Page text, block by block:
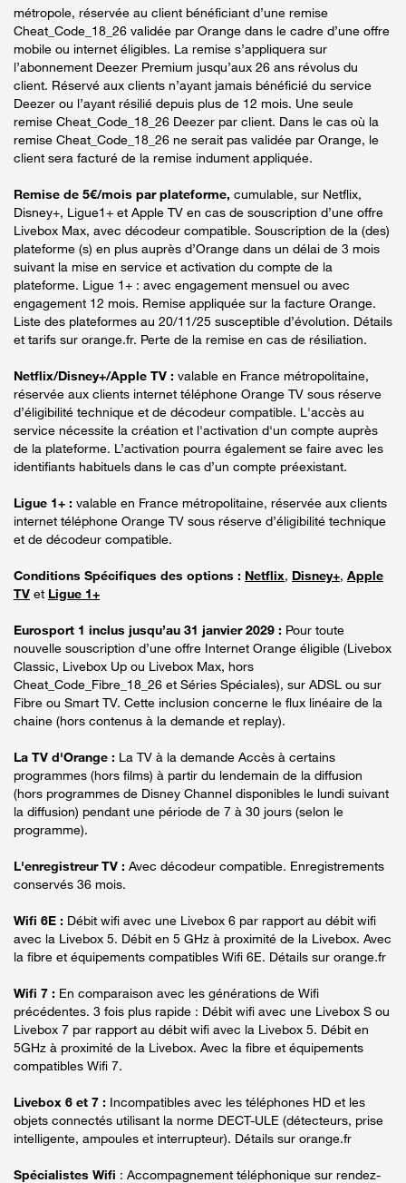
métropole, réservée au client bénéficiant d’une remise
Cheat_Code_18_26 validée par Orange dans le cadre d’une offre
mobile ou internet éligibles. La remise s’appliquera sur
l’abonnement Deezer Premium jusqu’aux 26 ans révolus du
client. Réservé aux clients n’ayant jamais bénéficié du service
Deezer ou l’ayant résilié depuis plus de 12 mois. Une seule
remise Cheat_Code_18_26 Deezer par client. Dans le cas où la
remise Cheat_Code_18_26 ne serait pas validée par Orange, le
client sera facturé de la remise indument appliquée.
Remise de 5€/mois par plateforme, cumulable, sur Netflix,
Disney+, Ligue1+ et Apple TV en cas de souscription d’une offre
Livebox Max, avec décodeur compatible. Souscription de la (des)
plateforme (s) en plus auprès d’Orange dans un délai de 3 mois
suivant la mise en service et activation du compte de la
plateforme. Ligue 1+ : avec engagement mensuel ou avec
engagement 12 mois. Remise appliquée sur la facture Orange.
Liste des plateformes au 20/11/25 susceptible d’évolution. Détails
et tarifs sur orange.fr. Perte de la remise en cas de résiliation.
Netflix/Disney+/Apple TV : valable en France métropolitaine,
réservée aux clients internet téléphone Orange TV sous réserve
d’éligibilité technique et de décodeur compatible. L'accès au
service nécessite la création et l'activation d'un compte auprès
de la plateforme. L’activation pourra également se faire avec les
identifiants habituels dans le cas d’un compte préexistant.
Ligue 1+ : valable en France métropolitaine, réservée aux clients
internet téléphone Orange TV sous réserve d’éligibilité technique
et de décodeur compatible.
Conditions Spécifiques des options : Netflix, Disney+, Apple
TV et Ligue 1+
Eurosport 1 inclus jusqu’au 31 janvier 2029 : Pour toute
nouvelle souscription d’une offre Internet Orange éligible (Livebox
Classic, Livebox Up ou Livebox Max, hors
Cheat_Code_Fibre_18_26 et Séries Spéciales), sur ADSL ou sur
Fibre ou Smart TV. Cette inclusion concerne le flux linéaire de la
chaine (hors contenus à la demande et replay).
La TV d'Orange : La TV à la demande Accès à certains
programmes (hors films) à partir du lendemain de la diffusion
(hors programmes de Disney Channel disponibles le lundi suivant
la diffusion) pendant une période de 7 à 30 jours (selon le
programme).
L'enregistreur TV : Avec décodeur compatible. Enregistrements
conservés 36 mois.
Wifi 6E : Débit wifi avec une Livebox 6 par rapport au débit wifi
avec la Livebox 5. Débit en 5 GHz à proximité de la Livebox. Avec
la fibre et équipements compatibles Wifi 6E. Détails sur orange.fr
Wifi 7 : En comparaison avec les générations de Wifi
précédentes. 3 fois plus rapide : Débit wifi avec une Livebox S ou
Livebox 7 par rapport au débit wifi avec la Livebox 5. Débit en
5GHz à proximité de la Livebox. Avec la fibre et équipements
compatibles Wifi 7.
Livebox 6 et 7 : Incompatibles avec les téléphones HD et les
objets connectés utilisant la norme DECT-ULE (détecteurs, prise
intelligente, ampoules et interrupteur). Détails sur orange.fr
Spécialistes Wifi : Accompagnement téléphonique sur rendez-